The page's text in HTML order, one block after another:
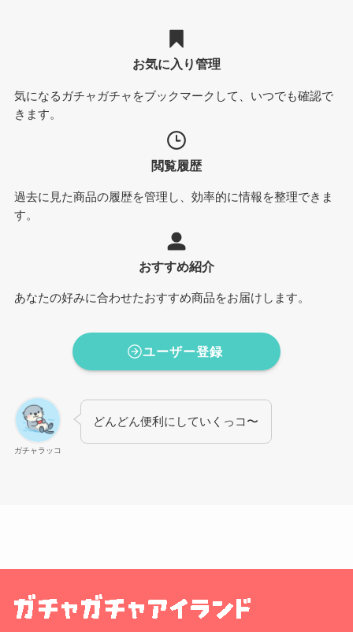
お気に入り管理
気になるガチャガチャをブックマークして、いつでも確認で
きます。
閲覧履歴
過去に見た商品の履歴を管理し、効率的に情報を整理できま
す。
おすすめ紹介
あなたの好みに合わせたおすすめ商品をお届けします。
ユーザー登録
ガチャラッコ
どんどん便利にしていくっコ〜